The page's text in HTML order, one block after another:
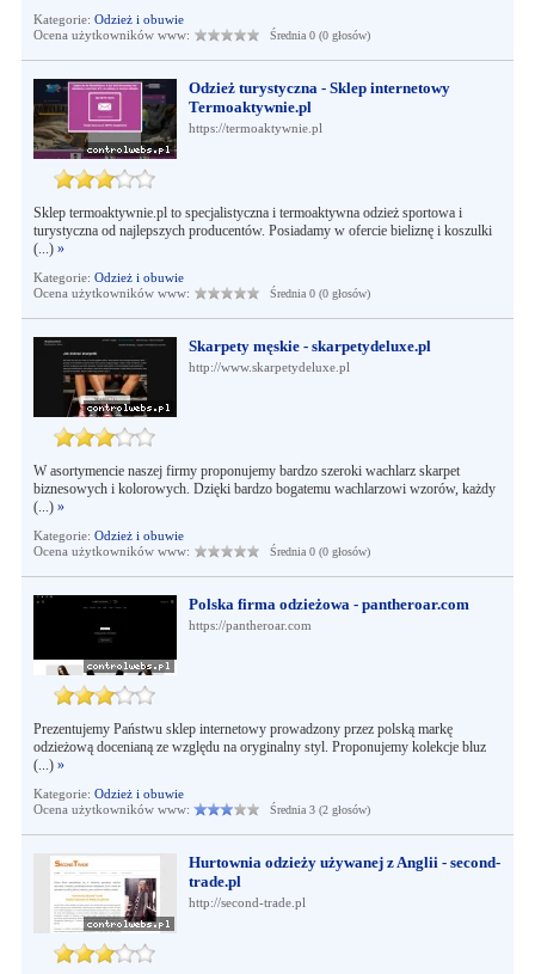
Kategorie: Odzież i obuwie
Ocena użytkowników www:
Średnia 0 (0 głosów)
Odzież turystyczna - Sklep internetowy
Termoaktywnie.pl
https://termoaktywnie.pl
Sklep termoaktywnie.pl to specjalistyczna i termoaktywna odzież sportowa i
turystyczna od najlepszych producentów. Posiadamy w ofercie bieliznę i koszulki
(...) »
Kategorie: Odzież i obuwie
Ocena użytkowników www:
Średnia 0 (0 głosów)
Skarpety męskie - skarpetydeluxe.pl
http://www.skarpetydeluxe.pl
W asortymencie naszej firmy proponujemy bardzo szeroki wachlarz skarpet
biznesowych i kolorowych. Dzięki bardzo bogatemu wachlarzowi wzorów, każdy
(...) »
Kategorie: Odzież i obuwie
Ocena użytkowników www:
Średnia 0 (0 głosów)
Polska firma odzieżowa - pantheroar.com
https://pantheroar.com
Prezentujemy Państwu sklep internetowy prowadzony przez polską markę
odzieżową docenianą ze względu na oryginalny styl. Proponujemy kolekcje bluz
(...) »
Kategorie: Odzież i obuwie
Ocena użytkowników www:
Średnia 3 (2 głosów)
Hurtownia odzieży używanej z Anglii - second-
trade.pl
http://second-trade.pl